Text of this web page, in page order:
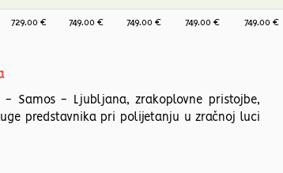
729.00 € 749.00 € 749.00 € 749.00 € 749.00 €
Samos - Ljubljana, zrakoplovne pristojbe,
predstavnika pri polijetanju u zračnoj luci